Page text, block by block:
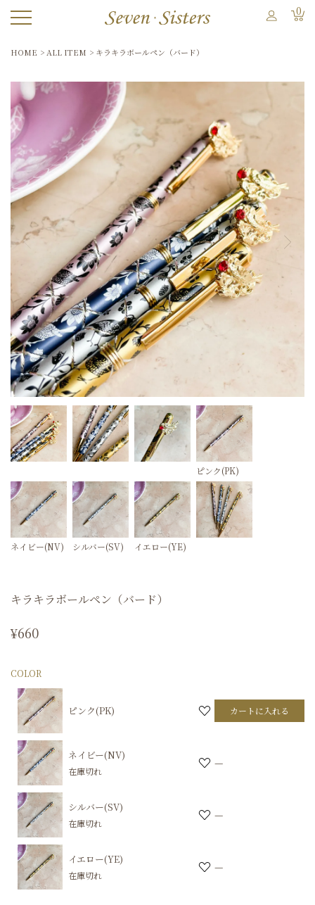
0
HOME ALL ITEM キラキラボールペン（バード）
ピンク(PK)
ネイビー(NV) シルバー(SV) イエロー(YE)
キラキラボールペン（バード）
¥660
COLOR
ピンク(PK) カートに入れる
ネイビー(NV)
在庫切れ
—
シルバー(SV)
在庫切れ
—
イエロー(YE)
在庫切れ
—